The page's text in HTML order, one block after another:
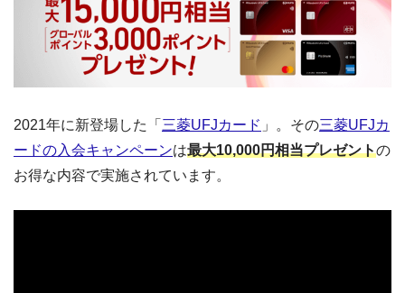
2021年に新登場した「 三菱UFJカード 」。その三菱UFJカ
ードの入会キャンペーンは最大10,000円相当プレゼントの
お得な内容で実施されています。